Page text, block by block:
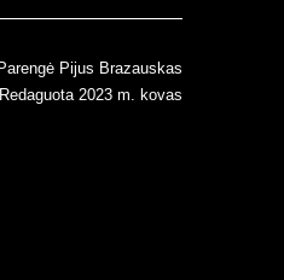
Parengė Pijus Brazauskas
Redaguota 2023 m. kovas